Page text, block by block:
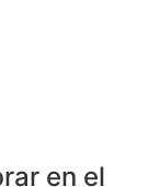
en el